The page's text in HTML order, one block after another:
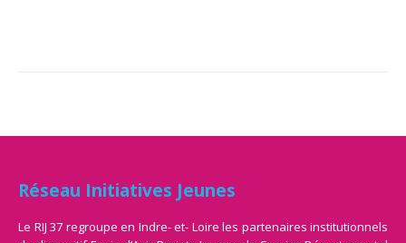
Réseau Initiatives Jeunes
Le RIJ 37 regroupe en Indre- et- Loire les partenaires institutionnels